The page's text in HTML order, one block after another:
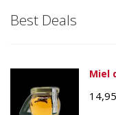
Best Deals
Miel
14,95